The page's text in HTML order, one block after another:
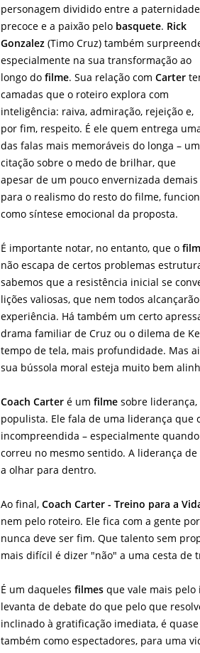
personagem dividido entre a paternidade
precoce e a paixão pelo basquete. Rick
Gonzalez (Timo Cruz) também
especialmente na sua transformação ao
longo dofilme. Sua relação comCarter
camadas que o roteiro explora com
inteligência: raiva, admiração, rejeição e,
por fim, respeito. É ele quem entrega
das falas mais memoráveis do longa –
citação sobre o medo de brilhar, que
apesar de um pouco envernizada demais
para o realismo do resto do filme,
como síntese emocional da proposta.
É importante notar, no entanto, que o
não escapa de certos problemas
sabemos que a resistência inicial se
lições valiosas, que nem todos
experiência. Há também um certo
drama familiar de Cruz ou o dilema de
tempo de tela, mais profundidade. Mas
sua bússola moral esteja muito bem
Coach Carter é umfilme sobre
populista. Ele fala de uma liderança que
incompreendida – especialmente
correu no mesmo sentido. A liderança de
a olhar para dentro.
Ao final,Coach Carter - Treino para a
nem pelo roteiro. Ele fica com a gente
nunca deve ser fim. Que talento sem
mais difícil é dizer "não" a uma cesta de
É um daquelesfilmes que vale mais
levanta de debate do que pelo que
inclinado à gratificação imediata, é
também como espectadores, para uma